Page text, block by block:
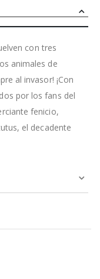
con tres
animales de
al invasor! ¡Con
por los fans del
fenicio,
el decadente